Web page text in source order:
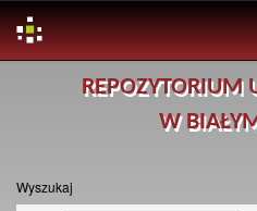
REPOZYTORIUM
W
Wyszukaj